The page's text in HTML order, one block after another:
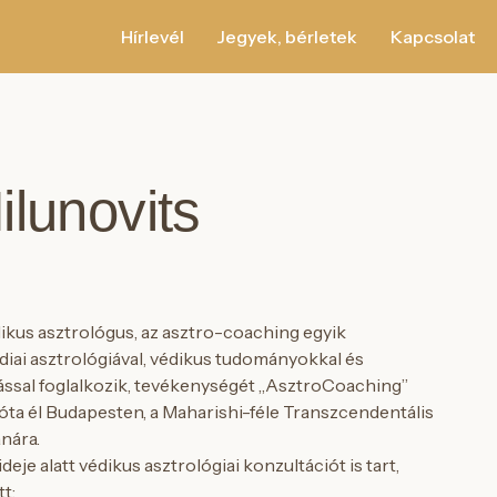
Hírlevél Jegyek, bérletek Kapcsolat
asztrológus, az asztro-coaching egyik
asztrológiával, védikus tudományokkal és
foglalkozik, tevékenységét „AsztroCoaching”
él Budapesten, a Maharishi-féle Transzcendentális
alatt védikus asztrológiai konzultációt is tart,